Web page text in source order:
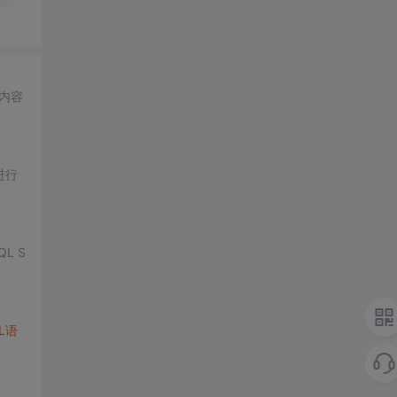
内容
行
S
语